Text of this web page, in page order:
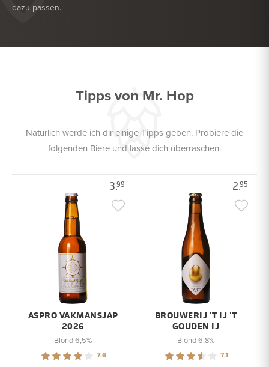
dazu passen.
KÖSTLICH ZU
Tipps von Mr. Hop
Natürlich werde ich dir einige Tipps geben. Probiere die
folgenden Biere und lasse dich überraschen.
3.99
ASPRO VAKMANSJAP
2026
Blond 6,5%
7.6
2.95
BROUWERIJ 'T IJ 'T
GOUDEN IJ
Blond 6,8%
7.1